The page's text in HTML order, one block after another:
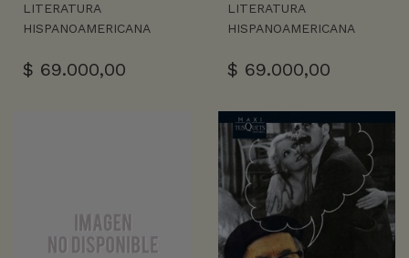
LITERATURA
HISPANOAMERICANA
$ 69.000,00
LITERATURA
HISPANOAMERICANA
$ 69.000,00